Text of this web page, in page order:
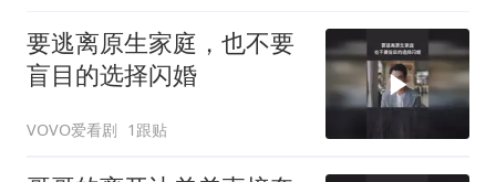
要逃离原生家庭，也不要
盲目的选择闪婚
VOVO爱看剧 1跟贴